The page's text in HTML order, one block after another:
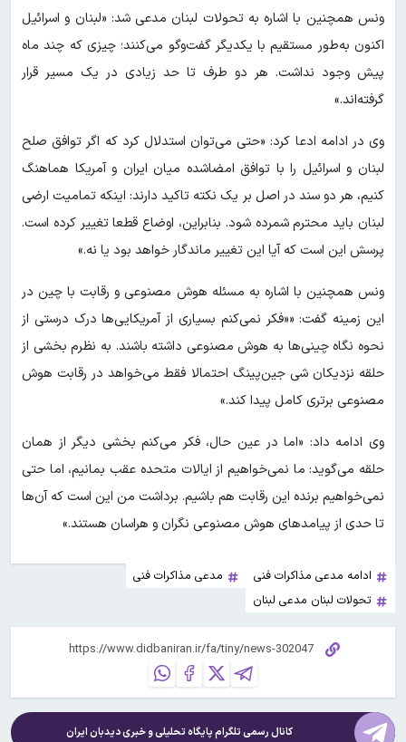
ونس همچنین با اشاره به تحولات لبنان مدعی شد: «لبنان و اسرائیل
اکنون به‌طور مستقیم با یکدیگر گفت‌وگو می‌کنند؛ چیزی که چند ماه
پیش وجود نداشت. هر دو طرف تا حد زیادی در یک مسیر قرار
گرفته‌اند.»
وی در ادامه ادعا کرد: «حتی می‌توان استدلال کرد که اگر توافق صلح
لبنان و اسرائیل را با توافق امضاشده میان ایران و آمریکا هماهنگ
کنیم، هر دو سند در اصل بر یک نکته تاکید دارند: اینکه تمامیت ارضی
لبنان باید محترم شمرده شود. بنابراین، اوضاع قطعا تغییر کرده است.
پرسش این است که آیا این تغییر ماندگار خواهد بود یا نه.»
ونس همچنین با اشاره به مسئله هوش مصنوعی و رقابت با چین در
این زمینه گفت: ««فکر نمی‌کنم بسیاری از آمریکایی‌ها درک درستی از
نحوه نگاه چینی‌ها به هوش مصنوعی داشته باشند. به نظرم بخشی از
حلقه نزدیکان شی جین‌پینگ احتمالا فقط می‌خواهد در رقابت هوش
مصنوعی برتری کامل پیدا کند.»
وی ادامه داد: «اما در عین حال، فکر می‌کنم بخشی دیگر از همان
حلقه می‌گوید: ما نمی‌خواهیم از ایالات متحده عقب بمانیم، اما حتی
نمی‌خواهیم برنده این رقابت هم باشیم. برداشت من این است که آن‌ها
تا حدی از پیامدهای هوش مصنوعی نگران و هراسان هستند.»
ادامه مدعی مذاکرات فنی
مدعی مذاکرات فنی
تحولات لبنان مدعی لبنان
کانال رسمی تلگرام پایگاه تحلیلی و خبریدیدبان ایران